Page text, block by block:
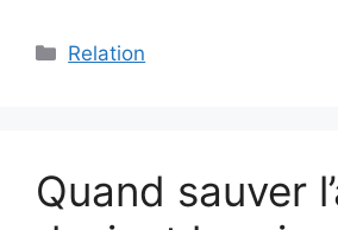
Catégories
Relation
Quand sauver